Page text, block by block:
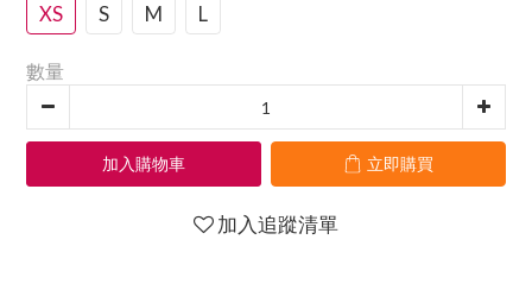
XS S M L
數量
加入購物車 立即購買
加入追蹤清單